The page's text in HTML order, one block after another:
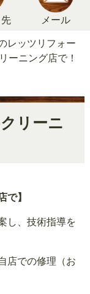
メール
レッツリフォー
ーニング店で！
リーニ
で】
し、技術指導を
店での修理（お